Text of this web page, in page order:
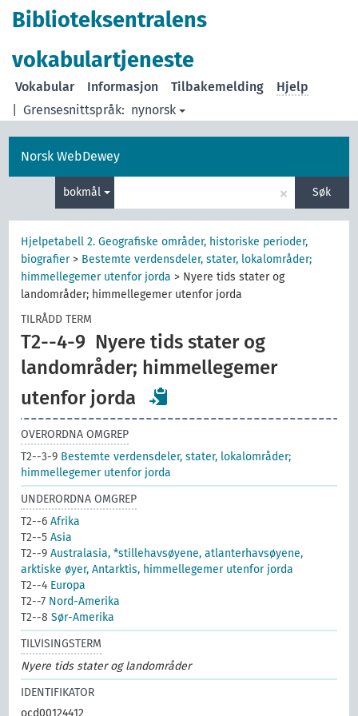
Biblioteksentralens
vokabulartjeneste
Grensesnittspråk: nynorsk
Vokabular Informasjon Tilbakemelding Hjelp
Norsk WebDewey
bokmål × Søk
Hjelpetabell 2. Geografiske områder, historiske perioder,
biografier> Bestemte verdensdeler, stater, lokalområder;
himmellegemer utenfor jorda > Nyere tids stater og
landområder; himmellegemer utenfor jorda
TILRÅDD TERM
T2--4-9 Nyere tids stater og
landområder; himmellegemer
utenfor jorda
OVERORDNA OMGREP
T2--3-9 Bestemte verdensdeler, stater, lokalområder;
himmellegemer utenfor jorda
UNDERORDNA OMGREP
T2--6Afrika
T2--5Asia
T2--9Australasia, *stillehavsøyene, atlanterhavsøyene,
arktiske øyer, Antarktis, himmellegemer utenfor jorda
T2--4 Europa
T2--7 Nord-Amerika
T2--8Sør-Amerika
TILVISINGSTERM
Nyere tids stater og landområder
IDENTIFIKATOR
ocd00124412